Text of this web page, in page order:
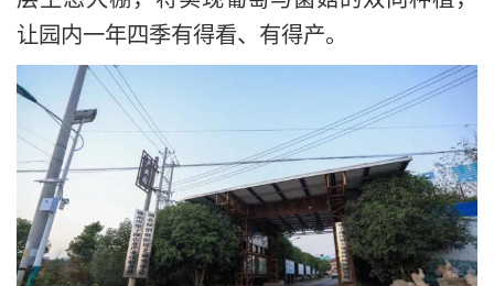
让园内一年四季有得看、有得产。